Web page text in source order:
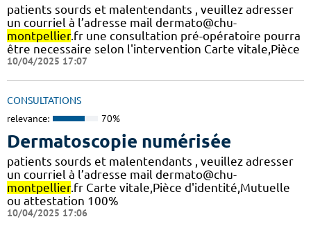
patients sourds et malentendants , veuillez adresser
un courriel à l’adresse mail dermato@chu-
montpellier.fr une consultation pré-opératoire pourra
être necessaire selon l'intervention Carte vitale,Pièce
10/04/2025 17:07
CONSULTATIONS
relevance: 70%
Dermatoscopie numérisée
patients sourds et malentendants , veuillez adresser
un courriel à l’adresse mail dermato@chu-
montpellier.fr Carte vitale,Pièce d'identité,Mutuelle
ou attestation 100%
10/04/2025 17:06